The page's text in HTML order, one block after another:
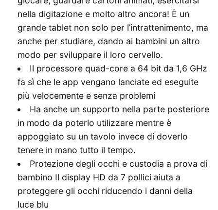
nella digitazione e molto altro ancora! È un
grande tablet non solo per l’intrattenimento, ma
anche per studiare, dando ai bambini un altro
modo per sviluppare il loro cervello.
Il processore quad-core a 64 bit da 1,6 GHz
fa sì che le app vengano lanciate ed eseguite
più velocemente e senza problemi
Ha anche un supporto nella parte posteriore
in modo da poterlo utilizzare mentre è
appoggiato su un tavolo invece di doverlo
tenere in mano tutto il tempo.
Protezione degli occhi e custodia a prova di
bambino Il display HD da 7 pollici aiuta a
proteggere gli occhi riducendo i danni della
luce blu